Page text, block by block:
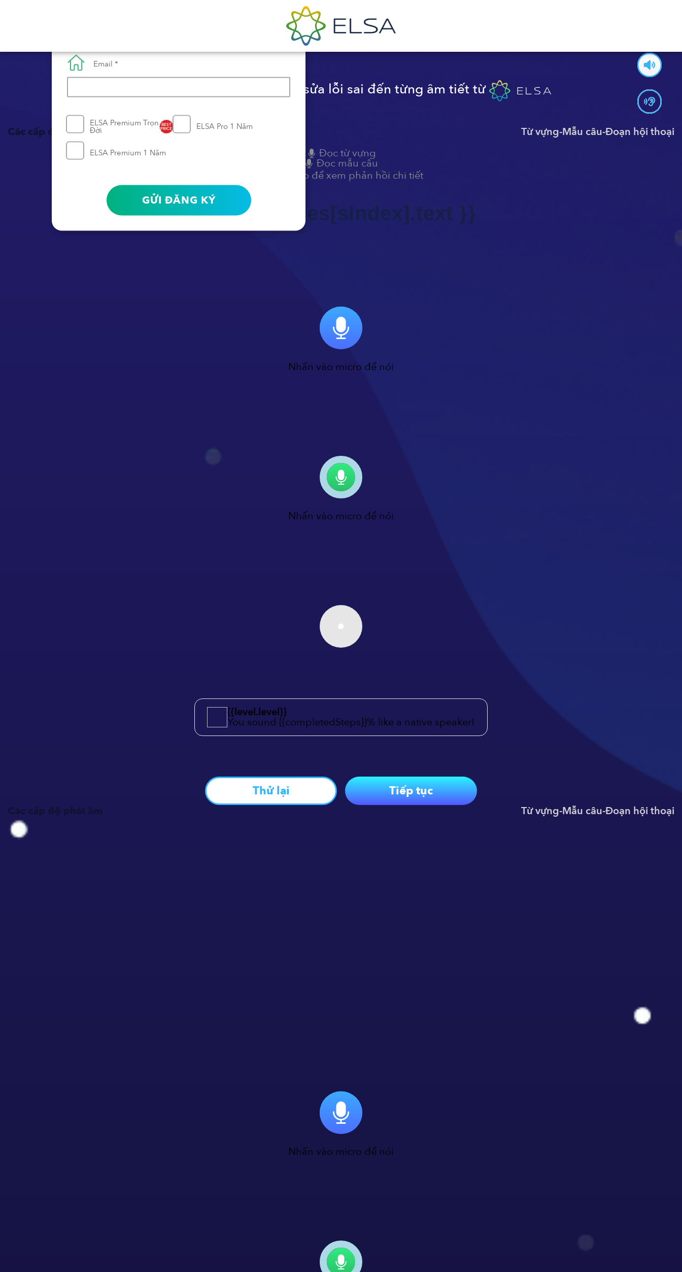
Email *
ELSA Premium Trọn
Đời
BEST
PRICE ELSA Pro 1 Năm
ELSA Premium 1 Năm
GỬI ĐĂNG KÝ
Trải nghiệm tính năng chỉnh sửa lỗi sai đến từng âm tiết từ
Các cấp độ phát âm Từ vựng-Mẫu câu-Đoạn hội thoại
Đọc từ vựng
Đọc mẫu câu
Bấm vào để xem phản hồi chi tiết
{{ sentences[sIndex].text }}
Nhấn vào micro để nói
Nhấn vào micro để nói
{{level.level}}
You sound {{completedSteps}}% like a native speaker!
Thử lại Tiếp tục
Các cấp độ phát âm Từ vựng-Mẫu câu-Đoạn hội thoại
Nhấn vào micro để nói